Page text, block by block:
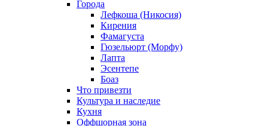
Города
Лефкоша (Никосия)
Кирения
Фамагуста
Гюзельюрт (Морфу)
Лапта
Эсентепе
Боаз
Что привезти
Культура и наследие
Кухня
Оффшорная зона